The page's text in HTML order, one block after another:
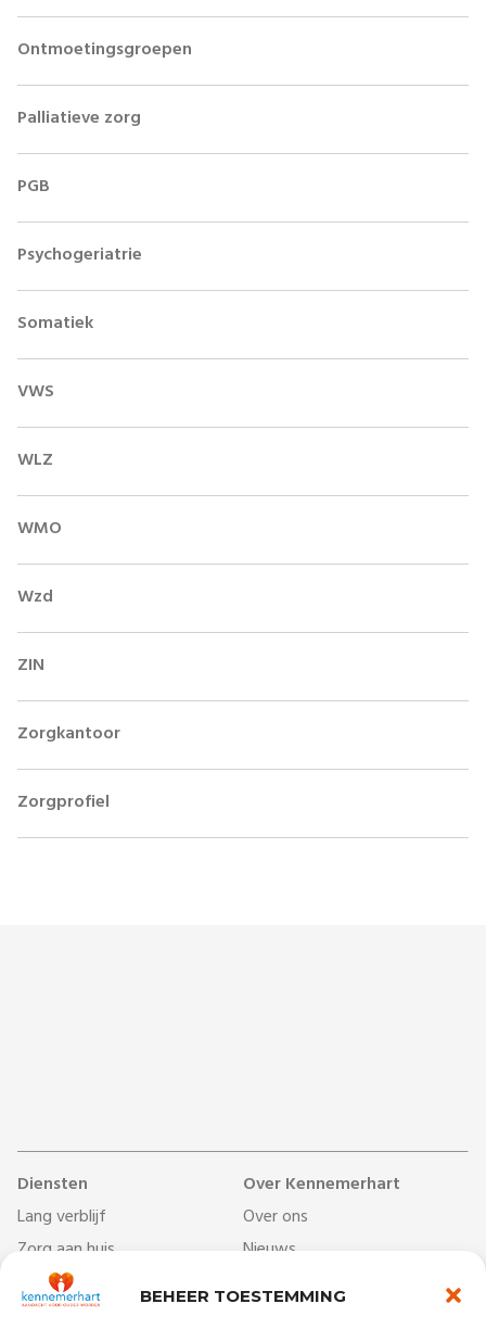
BEHEER TOESTEMMING
Ontmoetingsgroepen
Palliatieve zorg
PGB
Psychogeriatrie
Somatiek
VWS
WLZ
WMO
Wzd
ZIN
Zorgkantoor
Zorgprofiel
Diensten
Lang verblijf
Zorg aan huis
Dag- & ontmoetingscentra
Behandelcentrum
Over Kennemerhart
Over ons
Nieuws
Werken bij